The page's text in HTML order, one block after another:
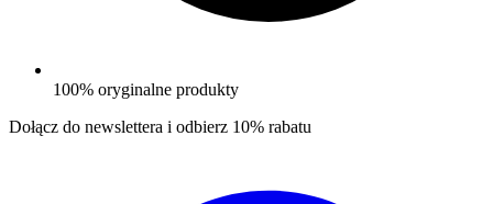
100% oryginalne produkty
Dołącz do newslettera i odbierz 10% rabatu